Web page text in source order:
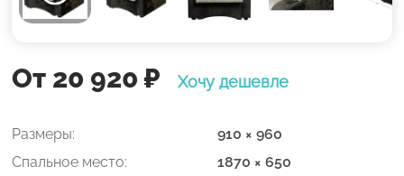
От 20 920 ₽ Хочу дешевле
Размеры:
910 × 960
Спальное место:
1870 × 650